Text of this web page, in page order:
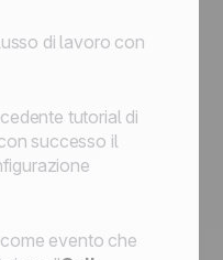
di lavoro con
tutorial di
successo il
evento che